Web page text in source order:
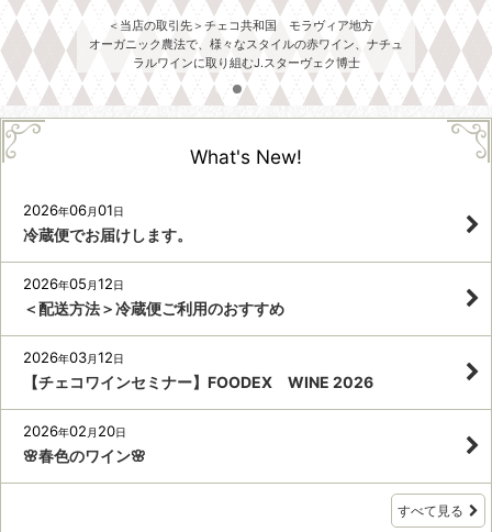
＜当店の取引先＞チェコ共和国 モラヴィア地方
オーガニック農法で、様々なスタイルの赤ワイン、ナチュ
ラルワインに取り組むJ.スターヴェク博士
What's New!
2026年06月01日
冷蔵便でお届けします。
2026年05 月12日
＜配送方法＞冷蔵便ご利用のおすすめ
2026年03月12日
【チェコワインセミナー】FOODEX WINE 2026
2026年02 月 20日
🌸春色のワイン🌸
すべて見る